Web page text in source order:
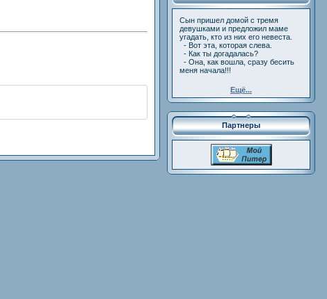
Сын пришел домой с тремя
девушками и предложил маме
угадать, кто из них его невеста.
- Вот эта, которая слева.
- Как ты догадалась?
- Она, как вошла, сразу бесить
меня начала!!!
Ещё...
Партнеры